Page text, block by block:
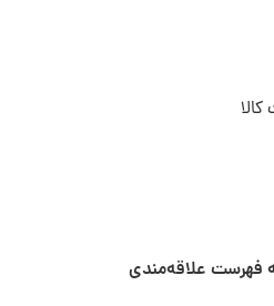
فهرست علاقه‌مندی